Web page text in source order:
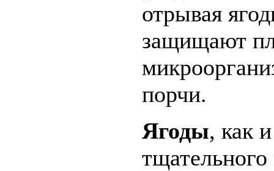
отрывая
защищают
порчи.
Ягоды, как